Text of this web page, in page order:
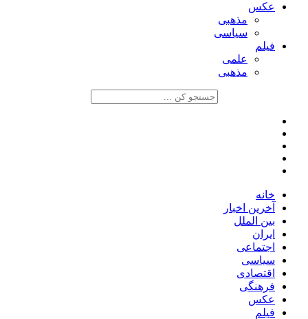
عکس
مذهبی
سیاسی
فیلم
علمی
مذهبی
خانه
آخرین اخبار
بین الملل
ایران
اجتماعی
سیاسی
اقتصادی
فرهنگی
عکس
فیلم